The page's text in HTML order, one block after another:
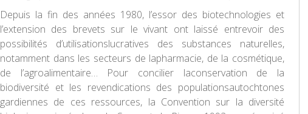
Depuis la fin des années 1980, l’essor des biotechnologies et
l’extension des brevets sur le vivant ont laissé entrevoir des
possibilités d’utilisationslucratives des substances naturelles,
notamment dans les secteurs de lapharmacie, de la cosmétique,
de l’agroalimentaire… Pour concilier laconservation de la
biodiversité et les revendications des populationsautochtones
gardiennes de ces ressources, la Convention sur la diversité